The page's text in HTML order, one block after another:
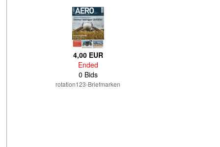
4,00 EUR
Ended
0 Bids
rotation123-Briefmarken